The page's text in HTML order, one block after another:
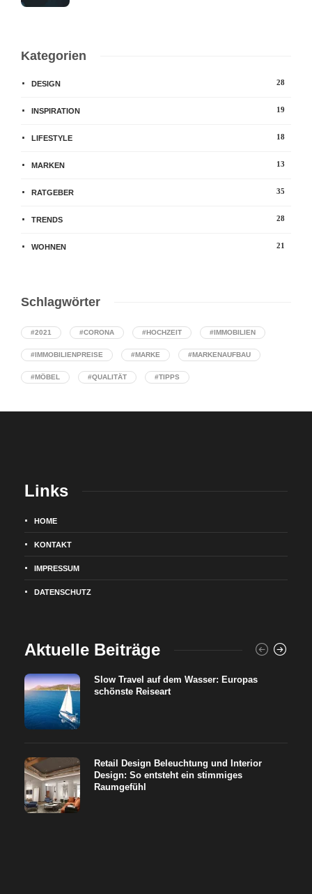
Kategorien
DESIGN 28
INSPIRATION 19
LIFESTYLE 18
MARKEN 13
RATGEBER 35
TRENDS 28
WOHNEN 21
Schlagwörter
#2021 #CORONA #HOCHZEIT #IMMOBILIEN
#IMMOBILIENPREISE #MARKE #MARKENAUFBAU
#MÖBEL #QUALITÄT #TIPPS
Links
HOME
KONTAKT
IMPRESSUM
DATENSCHUTZ
Aktuelle Beiträge
Slow Travel auf dem Wasser: Europas
schönste Reiseart
Retail Design Beleuchtung und Interior
Design: So entsteht ein stimmiges
Raumgefühl